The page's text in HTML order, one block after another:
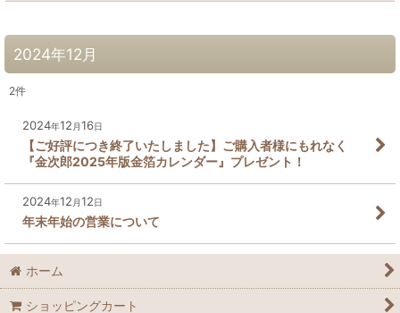
2024年12月
2件
2024年12 月16日
【ご好評につき終了いたしました】ご購入者様にもれなく
『金次郎2025年版金箔カレンダー』プレゼント！
2024年12 月12日
年末年始の営業について
ホーム
ショッピングカート